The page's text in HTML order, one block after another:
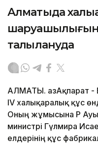
Алматыда
шаруашылығын
талқылануда
АЛМАТЫ. ҚазАқпарат -
IV халықаралық құс
Оның жұмысына ҚР
министрі Гүлмира
елдерінің құс